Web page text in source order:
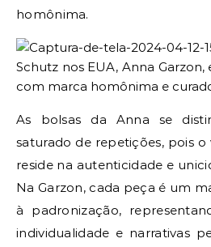
homônima.
As bolsas da Anna se
saturado de repetições, pois
reside na autenticidade e
Na Garzon, cada peça é um
à padronização,
individualidade e narrativas